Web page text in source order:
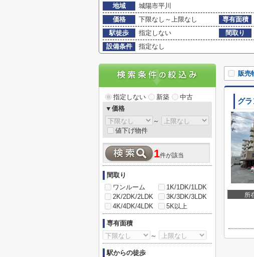
地域
城陽市平川
価格
下限なし～上限なし 専有面積
駅徒歩
指定しない 間取り
設備条件
指定なし
販売
グラ
所
指定しない 新築
中古
▼価格
～
値下げ物件
1件が該当
間取り
ワンルーム
1K/1DK/1LDK
2K/2DK/2LDK
3K/3DK/3LDK
4K/4DK/4LDK
5K以上
専有面積
～
駅からの徒歩